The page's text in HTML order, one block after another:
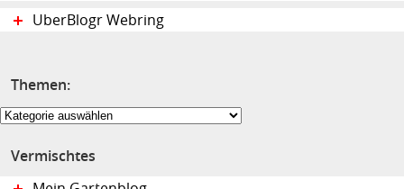
UberBlogr Webring
Themen:
Themen:
Vermischtes